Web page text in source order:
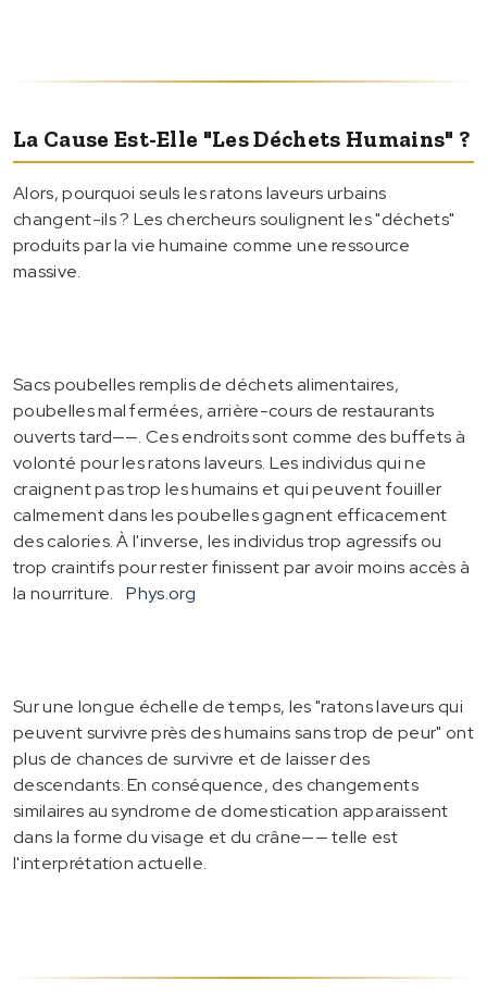
La Cause Est-Elle "les Déchets Humains" ?
Alors, pourquoi seuls les ratons laveurs urbains
changent-ils ? Les chercheurs soulignent les "déchets"
produits par la vie humaine comme une ressource
massive.
Sacs poubelles remplis de déchets alimentaires,
poubelles mal fermées, arrière-cours de restaurants
ouverts tard——. Ces endroits sont comme des buffets à
volonté pour les ratons laveurs. Les individus qui ne
craignent pas trop les humains et qui peuvent fouiller
calmement dans les poubelles gagnent efficacement
des calories. À l'inverse, les individus trop agressifs ou
trop craintifs pour rester finissent par avoir moins accès à
la nourriture.
Phys.org
Sur une longue échelle de temps, les "ratons laveurs qui
peuvent survivre près des humains sans trop de peur" ont
plus de chances de survivre et de laisser des
descendants. En conséquence, des changements
similaires au syndrome de domestication apparaissent
dans la forme du visage et du crâne—— telle est
l'interprétation actuelle.